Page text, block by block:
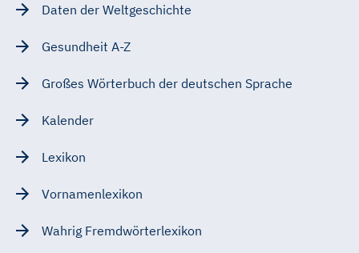
Daten der Weltgeschichte
Gesundheit A-Z
Großes Wörterbuch der deutschen Sprache
Kalender
Lexikon
Vornamenlexikon
Wahrig Fremdwörterlexikon